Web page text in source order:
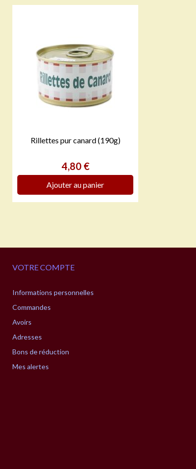
Rillettes pur canard (190g)
Prix
4,80 €
Ajouter au panier
VOTRE COMPTE
Informations personnelles
Commandes
Avoirs
Adresses
Bons de réduction
Mes alertes